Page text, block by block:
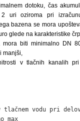
dotoku, čas
uri oziroma pri
bazena se mora
glede na karakteristike
biti minimalno DN
manjši,
v tlačnih kanalih pri
tlačnem vodu pri
max